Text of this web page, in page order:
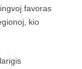
favoras
kio